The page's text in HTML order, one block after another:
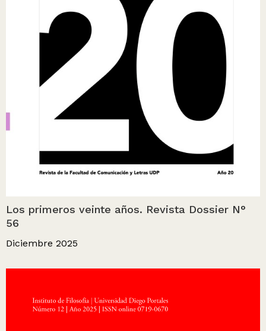
Los primeros veinte años. Revista Dossier N°
56
Diciembre 2025